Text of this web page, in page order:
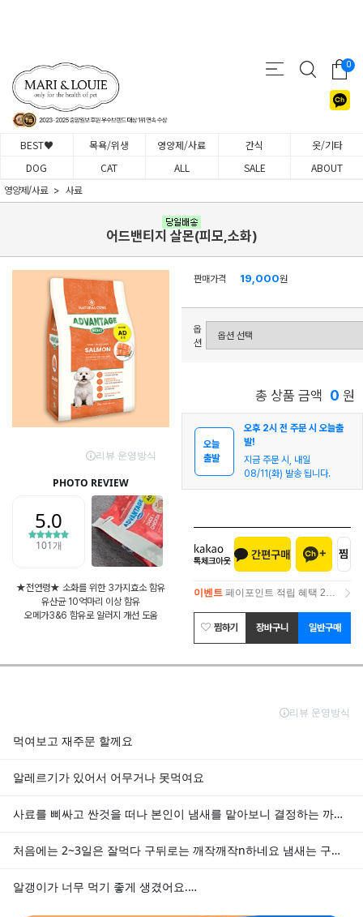
0
BEST♥ 목욕/위생 영양제/사료 간식
옷/기타
DOG
CAT ALL SALE ABOUT
영양제/사료 사료
어드밴티지 살몬(피모,소화)
★전연령★ 소화를 위한 3가지효소 함유
유산균 10억마리 이상 함유
오메가3&6 함유로 알러지 개선 도움
판매가격 19,000원
옵
션
총 상품 금액 0 원
오늘
출발
오후 2시 전 주문 시 오늘출
발!
지금 주문 시, 내일
08/11(화) 발송 됩니다.
이벤트 페이포인트 적립 혜택 2배 UP!
이벤트페이포인트 적립 혜택 2배 UP!
찜하기
장바구니 일반구매